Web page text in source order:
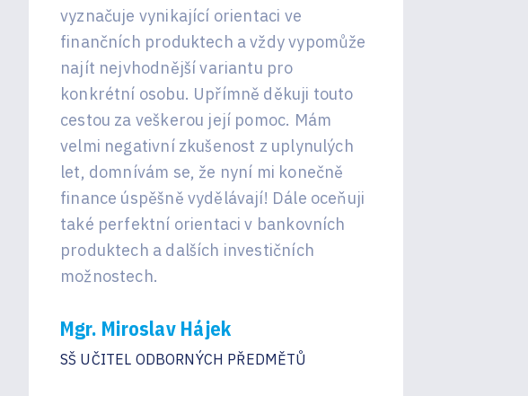
vyznačuje vynikající orientaci ve
finančních produktech a vždy vypomůže
najít nejvhodnější variantu pro
konkrétní osobu. Upřímně děkuji touto
cestou za veškerou její pomoc. Mám
velmi negativní zkušenost z uplynulých
let, domnívám se, že nyní mi konečně
finance úspěšně vydělávají! Dále oceňuji
také perfektní orientaci v bankovních
produktech a dalších investičních
možnostech.
Mgr. Miroslav Hájek
SŠ UČITEL ODBORNÝCH PŘEDMĚTŮ